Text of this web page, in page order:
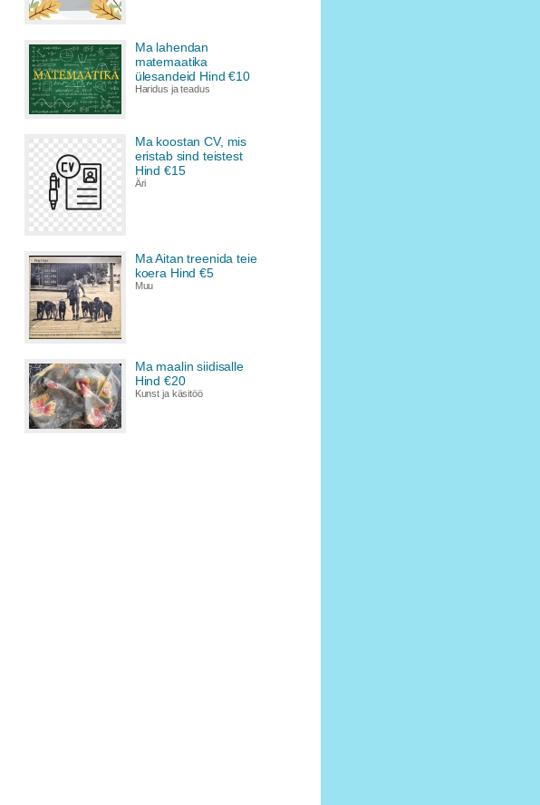
Ma lahendan
matemaatika
ülesandeid Hind €10
Haridus ja teadus
Ma koostan CV, mis
eristab sind teistest
Hind €15
Äri
Ma Aitan treenida teie
koera Hind €5
Muu
Ma maalin siidisalle
Hind €20
Kunst ja käsitöö